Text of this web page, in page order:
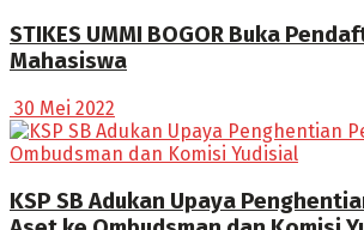
STIKES UMMI BOGOR Buka
Mahasiswa
30 Mei 2022
KSP SB Adukan Upaya